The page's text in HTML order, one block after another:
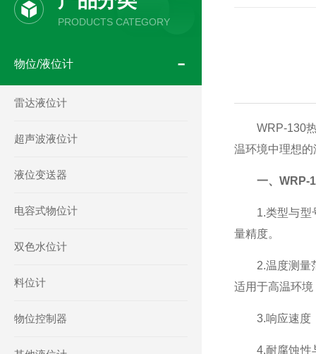
PRODUCTS CATEGORY
物位/液位计
雷达液位计
超声波液位计
液位变送器
电容式物位计
双色水位计
料位计
物位控制器
WRP-130热
温环境中理想
一、WRP-
1.类型与型号
量精度。
2.温度测量范
适用于高温环
3.响应速度：
4.耐腐蚀性与